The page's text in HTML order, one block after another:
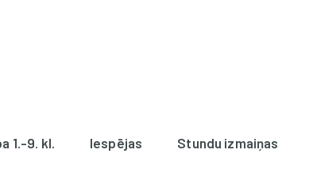
1.-9. kl. Iespējas Stundu izmaiņas